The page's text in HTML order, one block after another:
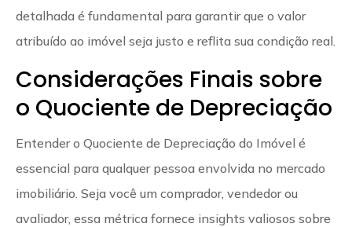
detalhada é fundamental para garantir que o valor
atribuído ao imóvel seja justo e reflita sua condição real.
Considerações Finais sobre
o Quociente de Depreciação
Entender o Quociente de Depreciação do Imóvel é
essencial para qualquer pessoa envolvida no mercado
imobiliário. Seja você um comprador, vendedor ou
avaliador, essa métrica fornece insights valiosos sobre